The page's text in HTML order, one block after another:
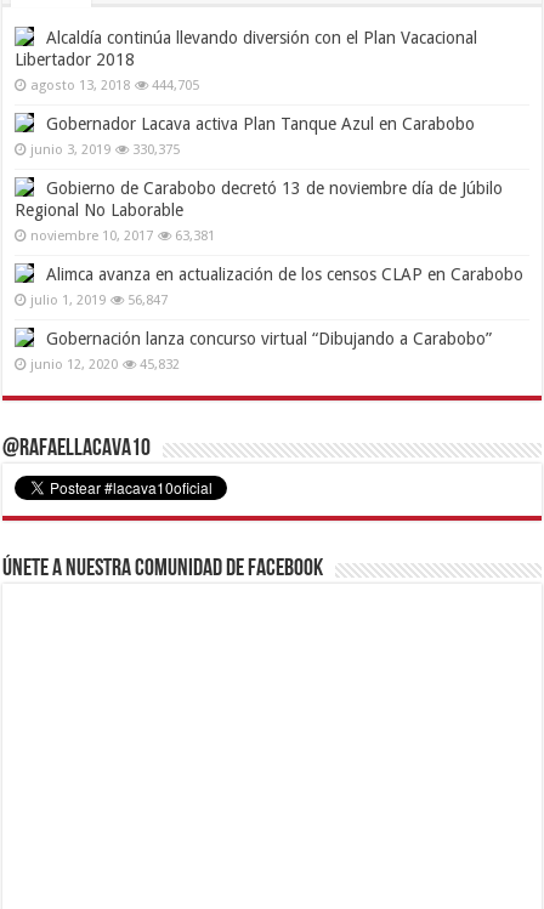
Alcaldía continúa llevando diversión con el Plan Vacacional
Libertador 2018
agosto 13, 2018 444,705
Gobernador Lacava activa Plan Tanque Azul en Carabobo
junio 3, 2019 330,375
Gobierno de Carabobo decretó 13 de noviembre día de Júbilo
Regional No Laborable
noviembre 10, 2017 63,381
Alimca avanza en actualización de los censos CLAP en Carabobo
julio 1, 2019 56,847
Gobernación lanza concurso virtual “Dibujando a Carabobo”
junio 12, 2020 45,832
@RafaelLacava10
Únete a nuestra comunidad de Facebook